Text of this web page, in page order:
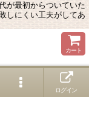
が最初からついていた
しにくい工夫がしてあ
カート
ログイン